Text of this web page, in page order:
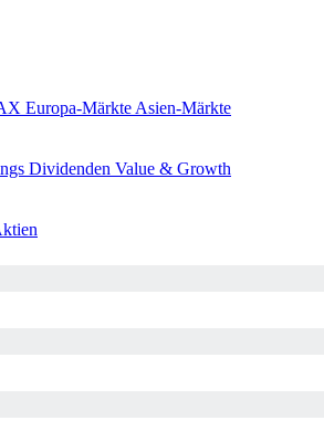
Europa-Märkte Asien-Märkte
Dividenden Value & Growth